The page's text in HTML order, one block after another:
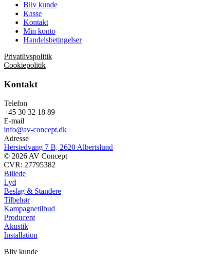
Bliv kunde
Kasse
Kontakt
Min konto
Handelsbetingelser
Privatlivspolitik
Cookiepolitik
Kontakt
Telefon
+45 30 32 18 89
E-mail
info@av-concept.dk
Adresse
Herstedvang 7 B, 2620 Albertslund
© 2026 AV Concept
CVR: 27795382
Billede
Lyd
Beslag & Standere
Tilbehør
Kampagnetilbud
Producent
Akustik
Installation
Bliv kunde